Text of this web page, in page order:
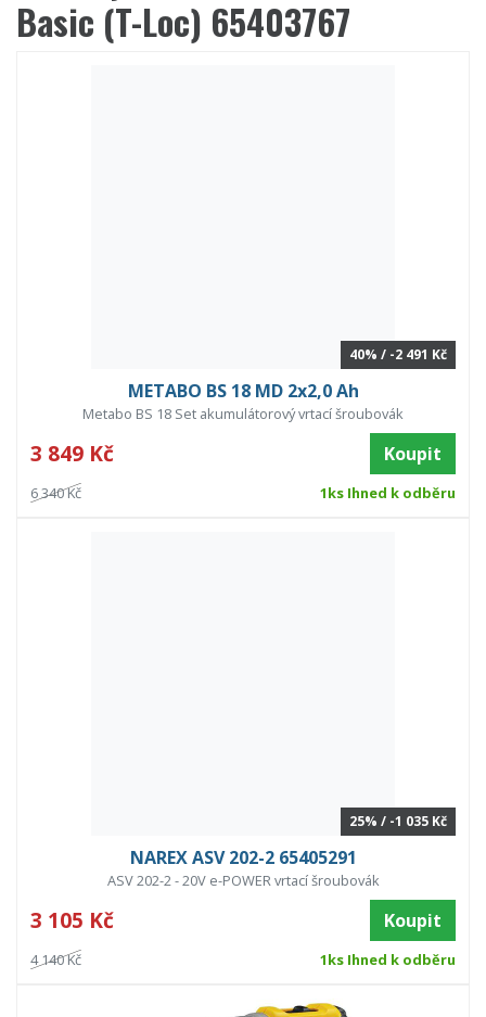
Basic (T-Loc) 65403767
40% / -2 491 Kč
METABO BS 18 MD 2x2,0 Ah
Metabo BS 18 Set akumulátorový vrtací šroubovák
3 849 Kč Koupit
6 340 Kč 1ks Ihned k odběru
25% / -1 035 Kč
NAREX ASV 202-2 65405291
ASV 202-2 - 20V e-POWER vrtací šroubovák
3 105 Kč Koupit
4 140 Kč 1ks Ihned k odběru